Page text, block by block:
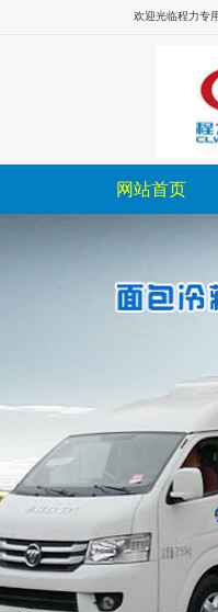
欢迎光临程力专
网站首页